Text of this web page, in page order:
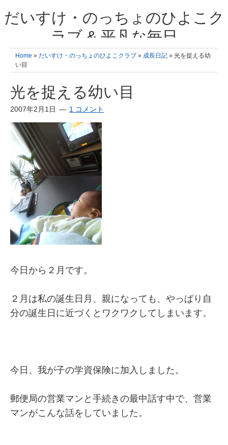
だいすけ・のっちょのひよこク
ラブ & 平凡な毎日
我が家の3人のひよこ成長日記と雑記 何十年後かに、大きくなったひよ
こ達とこの成長記を読み返すことを夢見て。& 3児ママの平凡日記 日々
の楽しいこと、便利グッズの紹介
Home » だいすけ・のっちょのひよこクラブ » 成長日記 » 光を捉える幼
い目
光を捉える幼い目
2007年2月1日 1 コメント
今日から２月です。
２月は私の誕生日月、親になっても、やっぱり自
分の誕生日に近づくとワクワクしてしまいます。
今日、我が子の学資保険に加入しました。
郵便局の営業マンと手続きの最中話す中で、営業
マンがこんな話をしていました。